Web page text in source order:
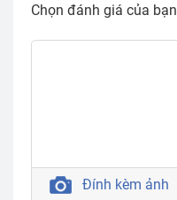
Chọn đánh giá của bạn
Đính kèm ảnh